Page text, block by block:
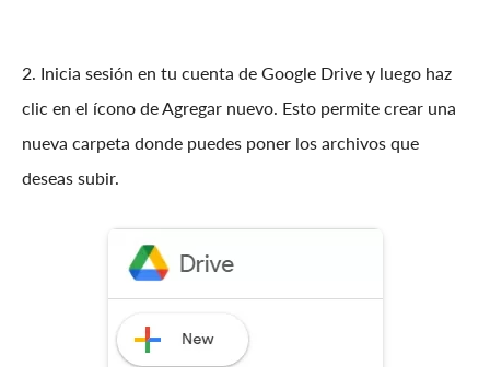
2. Inicia sesión en tu cuenta de Google Drive y luego haz
clic en el ícono de Agregar nuevo. Esto permite crear una
nueva carpeta donde puedes poner los archivos que
deseas subir.